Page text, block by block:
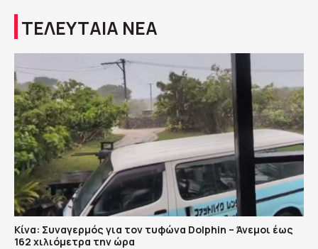
ΤΕΛΕΥΤΑΙΑ ΝΕΑ
Κίνα: Συναγερμός για τον τυφώνα Dolphin – Άνεμοι έως
162 χιλιόμετρα την ώρα